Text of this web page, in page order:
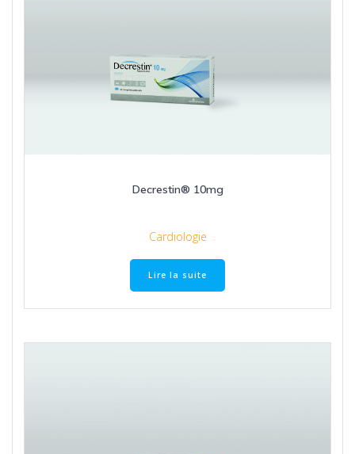
Decrestin® 10mg
Cardiologie
Lire la suite